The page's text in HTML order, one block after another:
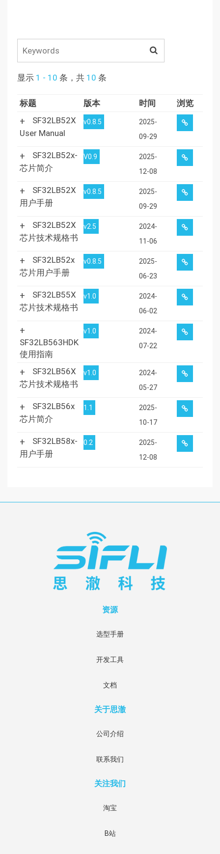
显示 1 - 10 条，共 10 条
标题 版本 时间
浏览
SF32LB52X
User Manual
v0.8.5
2025-
09-29
SF32LB52x-
芯片简介
V0.9
2025-
12-08
SF32LB52X
用户手册
v0.8.5
2025-
09-29
SF32LB52X
芯片技术规格书
v2.5
2024-
11-06
SF32LB52x
芯片用户手册
v0.8.5
2025-
06-23
SF32LB55X
芯片技术规格书
v1.0
2024-
06-02
SF32LB563HDK
使用指南
v1.0
2024-
07-22
SF32LB56X
芯片技术规格书
v1.0
2024-
05-27
SF32LB56x
芯片简介
1.1
2025-
10-17
SF32LB58x-
用户手册
0.2
2025-
12-08
资源
选型手册
开发工具
文档
关于思澈
公司介绍
联系我们
关注我们
淘宝
B站